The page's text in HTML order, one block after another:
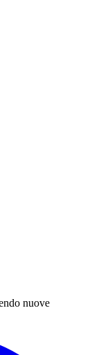
nuove